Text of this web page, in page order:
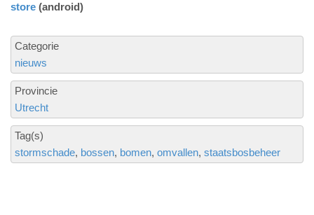
store (android)
Categorie
nieuws
Provincie
Utrecht
Tag(s)
stormschade bossen bomen omvallen staatsbosbeheer